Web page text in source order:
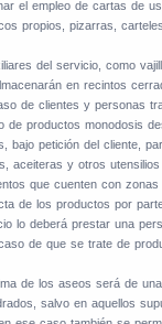
el empleo de cartas de
propios, pizarras,
del servicio, como
en recintos
de clientes y personas
de productos monodosis
bajo petición del cliente,
aceiteras y otros utensilios
que cuenten con
de los productos por
lo deberá prestar una
de que se trate de
de los aseos será de
salvo en aquellos